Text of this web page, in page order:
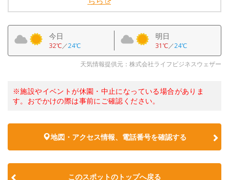
今日
32℃／24℃
明日
31℃／24℃
天気情報提供元：株式会社ライフビジネスウェザー
※施設やイベントが休園・中止になっている場合がありま
す。おでかけの際は事前にご確認ください。
地図・アクセス情報、電話番号を確認する
このスポットのトップへ戻る